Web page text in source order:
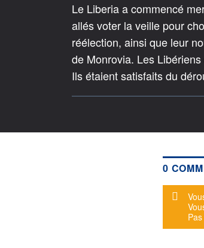
Le Liberia a commencé
allés voter la veille pour
réélection, ainsi que leur
de Monrovia. Les
Ils étaient satisfaits du
0